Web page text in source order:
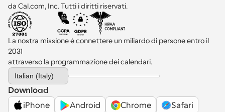
da Cal.com, Inc. Tutti i diritti riservati.
La nostra missione è connettere un miliardo di persone entro il
2031
attraverso la programmazione dei calendari.
Select Language
Italian (Italy)
Download
iPhone
Android Chrome
Safari